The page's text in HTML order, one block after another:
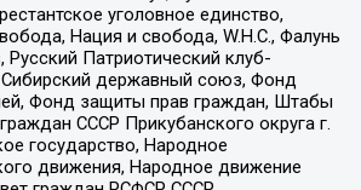
уголовное единство,
Нация и свобода, W.H.С., Фалунь
Патриотический клуб-
державный союз, Фонд
Фонд защиты прав граждан, Штабы
СССР Прикубанского округа г.
государство, Народное
движения, Народное движение